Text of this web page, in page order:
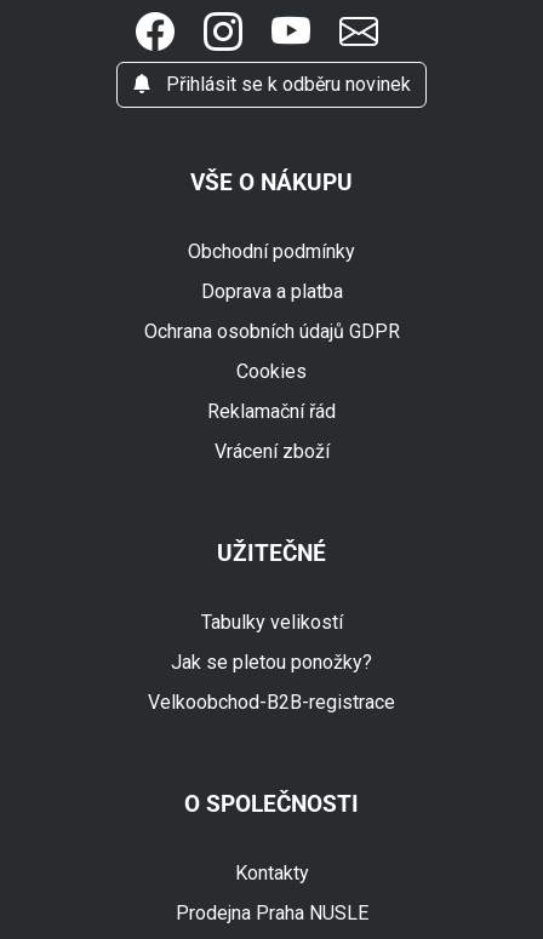
Přihlásit se k odběru novinek
VŠE O NÁKUPU
Obchodní podmínky
Doprava a platba
Ochrana osobních údajů GDPR
Cookies
Reklamační řád
Vrácení zboží
UŽITEČNÉ
Tabulky velikostí
Jak se pletou ponožky?
Velkoobchod-B2B-registrace
O SPOLEČNOSTI
Kontakty
Prodejna Praha NUSLE